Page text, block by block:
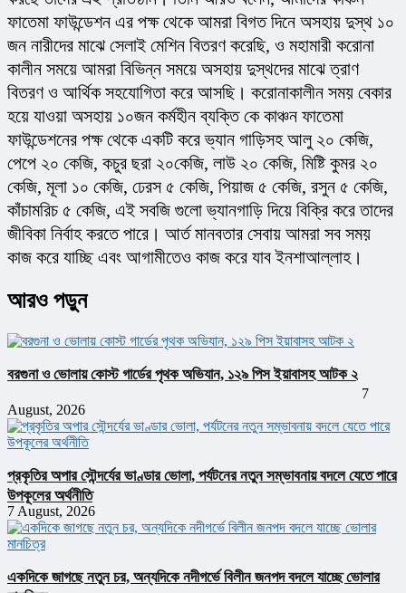
ফাতেমা ফাউন্ডেশন এর পক্ষ থেকে আমরা বিগত দিনে অসহায় দুস্থ ১০
জন নারীদের মাঝে সেলাই মেশিন বিতরণ করেছি, ও মহামারী করোনা
কালীন সময়ে আমরা বিভিন্ন সময়ে অসহায় দুস্থদের মাঝে ত্রাণ
বিতরণ ও আর্থিক সহযোগিতা করে আসছি। করোনাকালীন সময় বেকার
হয়ে যাওয়া অসহায় ১০জন কর্মহীন ব্যক্তি কে কাঞ্চন ফাতেমা
ফাউন্ডেশনের পক্ষ থেকে একটি করে ভ্যান গাড়িসহ আলু ২০ কেজি,
পেপে ২০ কেজি, কচুর ছরা ২০কেজি, লাউ ২০ কেজি, মিষ্টি কুমর ২০
কেজি, মূলা ১০ কেজি, ঢেরস ৫ কেজি, পিয়াজ ৫ কেজি, রসুন ৫ কেজি,
কাঁচামরিচ ৫ কেজি, এই সবজি গুলো ভ্যানগাড়ি দিয়ে বিক্রি করে তাদের
জীবিকা নির্বাহ করতে পারে। আর্ত মানবতার সেবায় আমরা সব সময়
কাজ করে যাচ্ছি এবং আগামীতেও কাজ করে যাব ইনশাআল্লাহ।
আরও পড়ুন
বরগুনা ও ভোলায় কোস্ট গার্ডের পৃথক অভিযান, ১২৯ পিস ইয়াবাসহ আটক ২
7
August, 2026
প্রকৃতির অপার সৌন্দর্যের ভাণ্ডার ভোলা, পর্যটনের নতুন সম্ভাবনায় বদলে যেতে পারে
উপকূলের অর্থনীতি
7 August, 2026
একদিকে জাগছে নতুন চর, অন্যদিকে নদীগর্ভে বিলীন জনপদ বদলে যাচ্ছে ভোলার